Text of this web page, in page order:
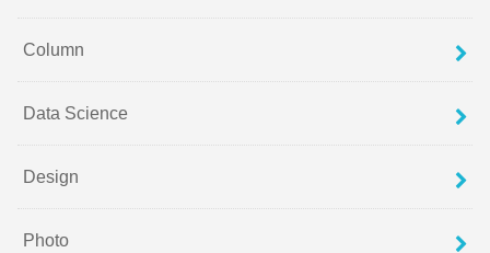
Column
Data Science
Design
Photo